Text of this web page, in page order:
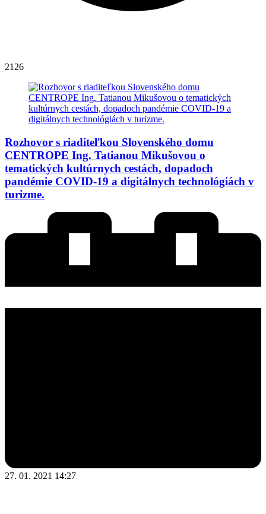
2126
Rozhovor s riaditeľkou Slovenského domu
CENTROPE Ing. Tatianou Mikušovou o
tematických kultúrnych cestách, dopadoch
pandémie COVID-19 a digitálnych technológiách v
turizme.
27. 01. 2021 14:27